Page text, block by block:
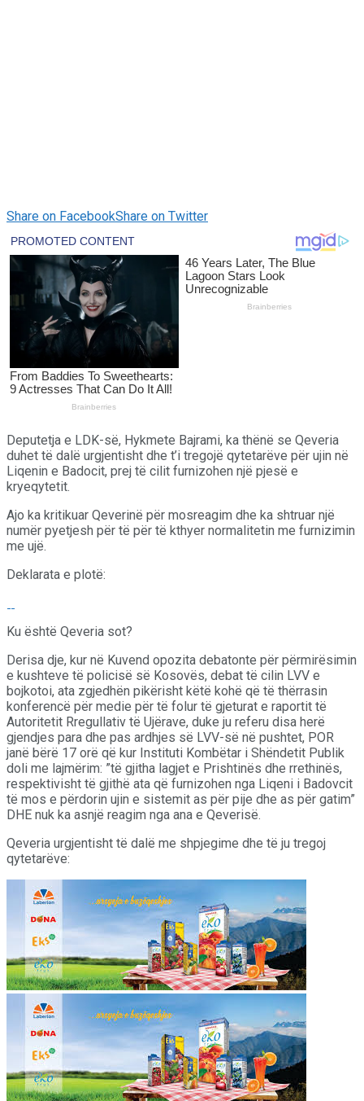
Share on FacebookShare on Twitter
Deputetja e LDK-së, Hykmete Bajrami, ka thënë se Qeveria
duhet të dalë urgjentisht dhe t’i tregojë qytetarëve për ujin në
Liqenin e Badocit, prej të cilit furnizohen një pjesë e
kryeqytetit.
Ajo ka kritikuar Qeverinë për mosreagim dhe ka shtruar një
numër pyetjesh për të për të kthyer normalitetin me furnizimin
me ujë.
Deklarata e plotë:
Ku është Qeveria sot?
Derisa dje, kur në Kuvend opozita debatonte për përmirësimin
e kushteve të policisë së Kosovës, debat të cilin LVV e
bojkotoi, ata zgjedhën pikërisht këtë kohë që të thërrasin
konferencë për medie për të folur të gjeturat e raportit të
Autoritetit Rregullativ të Ujërave, duke ju referu disa herë
gjendjes para dhe pas ardhjes së LVV-së në pushtet, POR
janë bërë 17 orë që kur Instituti Kombëtar i Shëndetit Publik
doli me lajmërim: ”të gjitha lagjet e Prishtinës dhe rrethinës,
respektivisht të gjithë ata që furnizohen nga Liqeni i Badovcit
të mos e përdorin ujin e sistemit as për pije dhe as për gatim”
DHE nuk ka asnjë reagim nga ana e Qeverisë.
Qeveria urgjentisht të dalë me shpjegime dhe të ju tregoj
qytetarëve: